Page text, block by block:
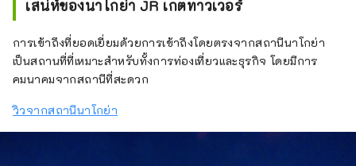
เสน่ห์ของนาโกย่า JR เกตทาวเวอร์
การเข้าถึงที่ยอดเยี่ยมด้วยการเข้าถึงโดยตรงจากสถานีนาโกย่า
เป็นสถานที่ที่เหมาะสำหรับทั้งการท่องเที่ยวและธุรกิจ โดยมีการ
คมนาคมจากสถานีที่สะดวก
วิวจากสถานีนาโกย่า